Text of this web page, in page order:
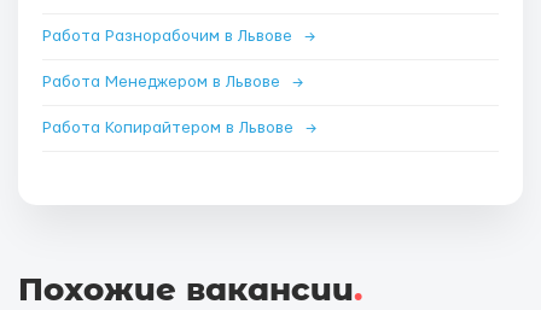
Работа Разнорабочим в Львове →
Работа Менеджером в Львове →
Работа Копирайтером в Львове →
Похожие вакансии.